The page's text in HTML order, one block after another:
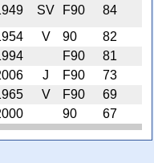
SV F90
84
V 90
82
F90
81
J F90
73
V F90
69
90 67